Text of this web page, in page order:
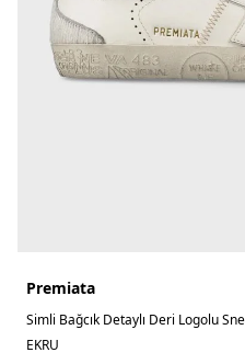
Premiata
Simli Bağcık Detaylı Deri Logolu
EKRU